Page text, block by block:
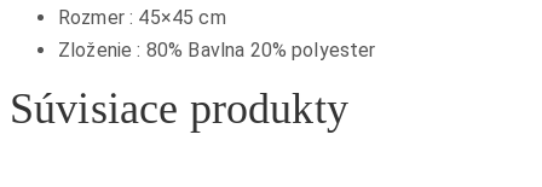
Rozmer : 45×45 cm
Zloženie : 80% Bavlna 20% polyester
Súvisiace produkty